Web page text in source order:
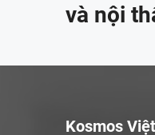
và nội
Kosmos